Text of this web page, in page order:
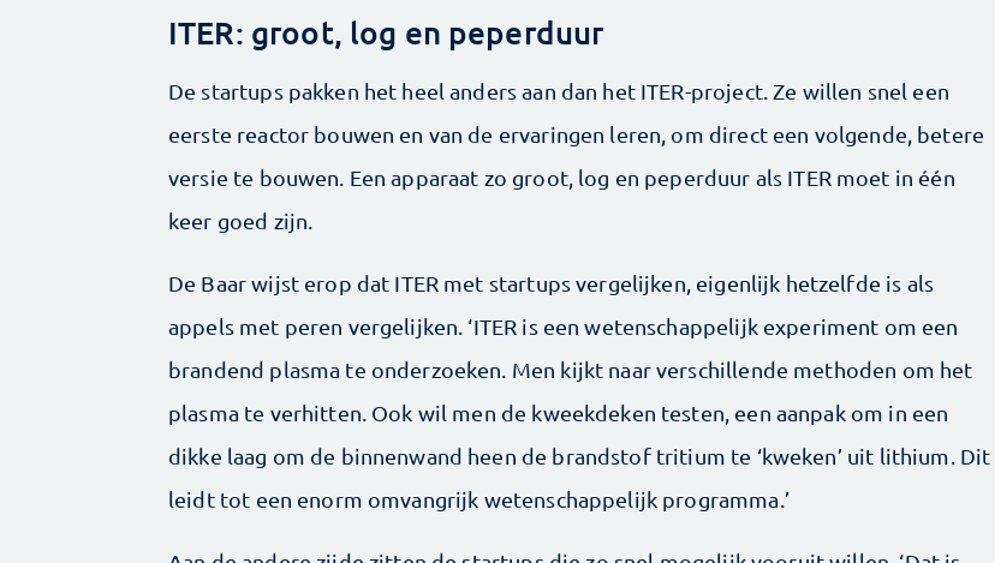
ITER: groot, log en peperduur
De startups pakken het heel anders aan dan het ITER-project. Ze willen snel een
eerste reactor bouwen en van de ervaringen leren, om direct een volgende, betere
versie te bouwen. Een apparaat zo groot, log en peperduur als ITER moet in één
keer goed zijn.
De Baar wijst erop dat ITER met startups vergelijken, eigenlijk hetzelfde is als
appels met peren vergelijken. ‘ITER is een wetenschappelijk experiment om een
brandend plasma te onderzoeken. Men kijkt naar verschillende methoden om het
plasma te verhitten. Ook wil men de kweekdeken testen, een aanpak om in een
dikke laag om de binnenwand heen de brandstof tritium te ‘kweken’ uit lithium. Dit
leidt tot een enorm omvangrijk wetenschappelijk programma.’